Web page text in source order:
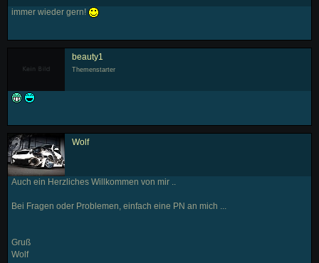
immer wieder gern!
beauty1
Themenstarter
Wolf
Auch ein Herzliches Willkommen von mir ..
Bei Fragen oder Problemen, einfach eine PN an mich ...
Gruß
Wolf